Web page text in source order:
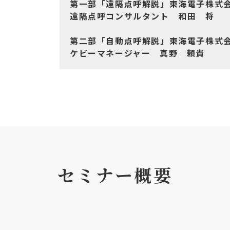
第一部「遠隔点呼解説」東海電子株
遠隔点呼コンサルタント 和田 将
第二部「自動点呼解説」東海電子株式
ケビーマネージャー 真野 頼貴
セミナー概要